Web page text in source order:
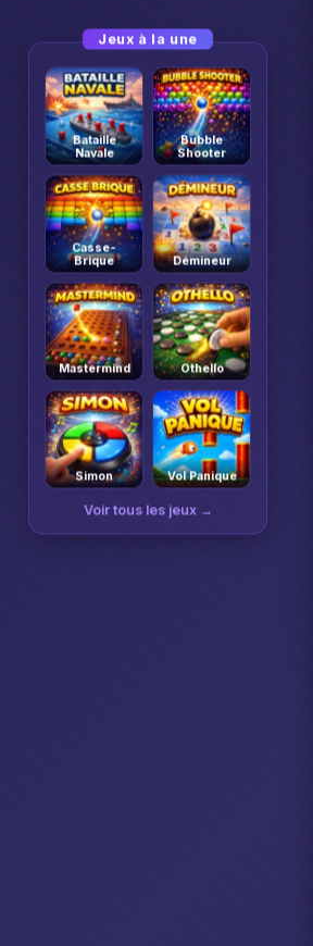
Jeux à la une
Bataille
Navale
Bubble
Shooter
Casse-
Brique
Démineur
Mastermind Othello
Simon Vol Panique
Voir tous les jeux →